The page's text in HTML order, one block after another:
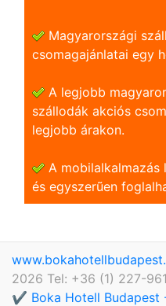
Magyarországi
csomagajánlatai egy
A legjobb
szállodák akciós
legjobb árakon.
A
és egyszerũen
2026 Tel: +36 (1) 227-
✔️ Boka Hotell Budapest